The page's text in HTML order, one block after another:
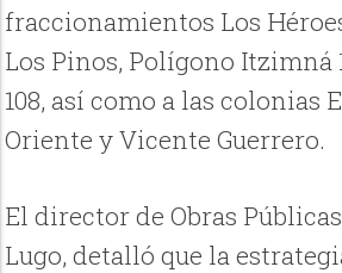
fraccionamientos Los
Los Pinos, Polígono Itzimná
108, así como a las colonias
Oriente y Vicente Guerrero.
El director de Obras
Lugo, detalló que la